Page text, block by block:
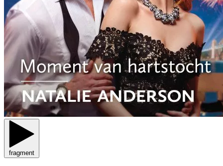
fragment